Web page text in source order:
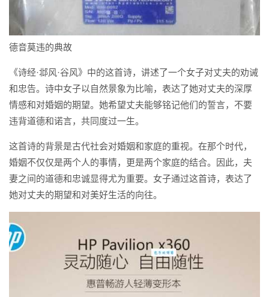
德音莫违的典故
《诗经·邶风·谷风》中的这首诗，讲述了一个女子对丈夫的劝诫
和忠告。诗中女子以自然景象为比喻，表达了她对丈夫的深厚
情感和对婚姻的期望。她希望丈夫能够铭记他们的誓言，不要
违背道德和诺言，共同度过一生。
这首诗的背景是古代社会对婚姻和家庭的重视。在那个时代，
婚姻不仅仅是两个人的事情，更是两个家庭的结合。因此，夫
妻之间的道德和忠诚显得尤为重要。女子通过这首诗，表达了
她对丈夫的期望和对美好生活的向往。